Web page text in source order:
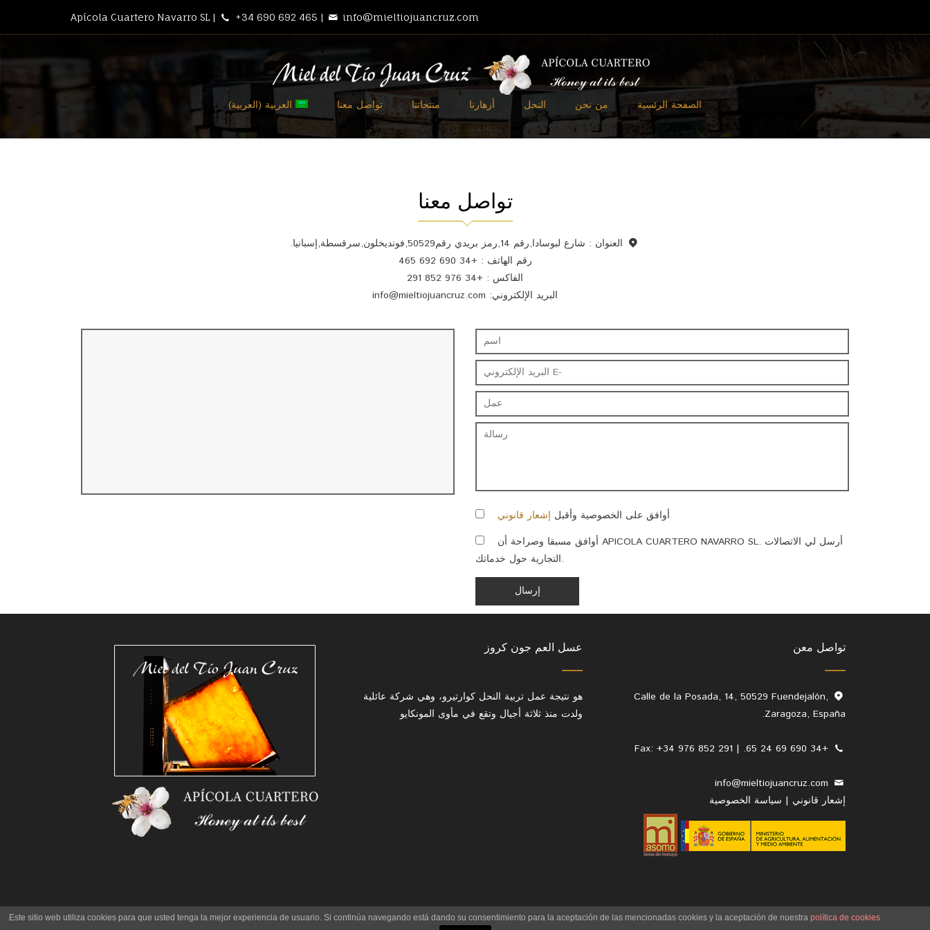
Apícola Cuartero Navarro SL | +34 690 692 465 | info@mieltiojuancruz.com
الصفحة الرئسية من نحن النحل أزهارنا منتجاتنا تواصل معنا العربية (العربية)
تواصل معنا
العنوان : شارع لبوسادا,رقم 14,رمز بريدي رقم50529,فونديخلون,سرقسطة,إسبانيا.
رقم الهاتف : +34 690 692 465
الفاكس : +34 976 852 291
البريد الإلكتروني: info@mieltiojuancruz.com
أوافق على الخصوصية وأقبل إشعار قانوني
التجارية حول خدماتك.
عسل العم جون كروز
هو نتيجة عمل تربية النحل كوارتيرو، وهي شركة عائلية
ولدت منذ ثلاثة أجيال وتقع في مأوى المونكايو
تواصل معن
Calle de la Posada, 14, 50529 Fuendejalón,
Zaragoza, España.
+34 690 69 24 65. | Fax: +34 976 852 291
إشعار قانوني | سياسة الخصوصية
Este sitio web utiliza cookies para que usted tenga la mejor experiencia de usuario. Si continúa navegando está dando su consentimiento para la aceptación de las mencionadas cookies y la aceptación de nuestra política de cookies
.